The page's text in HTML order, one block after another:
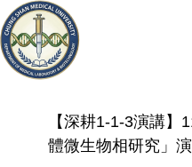
【深耕1-1-3演講】
體微生物相研究」